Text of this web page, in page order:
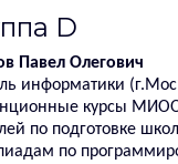
D
Павел Олегович
информатики
курсы
по подготовке
по